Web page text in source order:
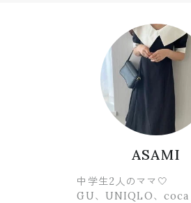
ASAMI
中学生2人のママ🤍
GU、UNIQLO、coca